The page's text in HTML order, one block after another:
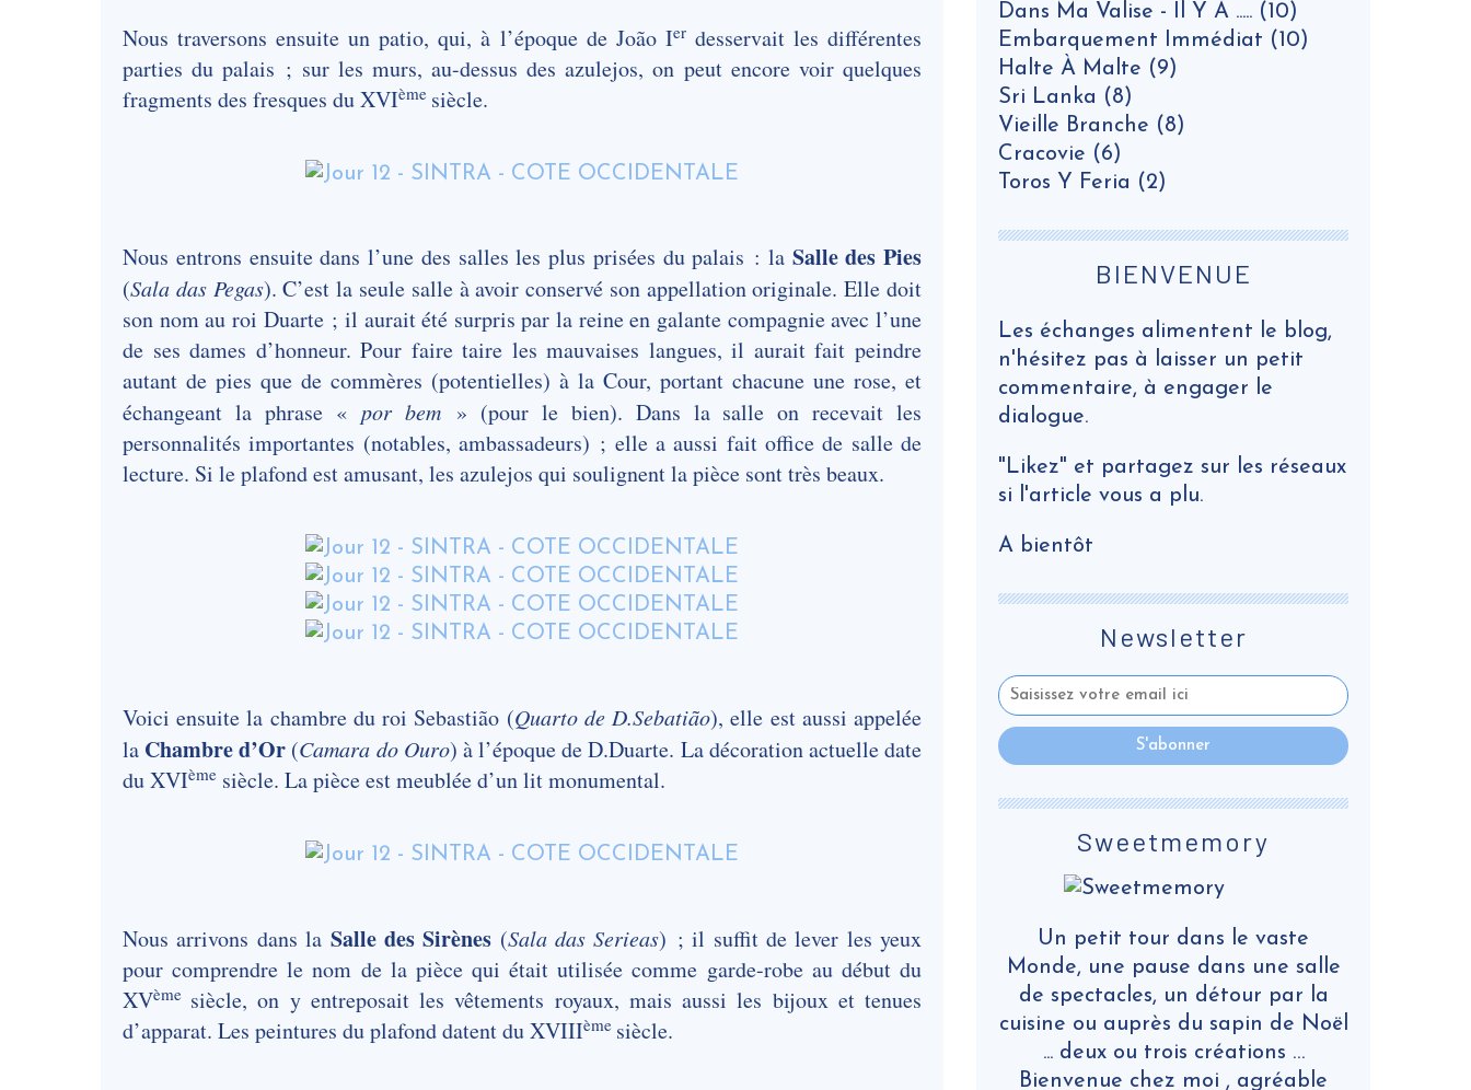
Nous traversons ensuite un patio, qui, à l’époque de João Ierdesservait les différentes
parties du palais ; sur les murs, au-dessus des azulejos, on peut encore voir quelques
fragments des fresques du XVIème siècle.
Nous entrons ensuite dans l’une des salles les plus prisées du palais : la Salle des Pies
(Sala das Pegas). C’est la seule salle à avoir conservé son appellation originale. Elle doit
son nom au roi Duarte ; il aurait été surpris par la reine en galante compagnie avec l’une
de ses dames d’honneur. Pour faire taire les mauvaises langues, il aurait fait peindre
autant de pies que de commères (potentielles) à la Cour, portant chacune une rose, et
échangeant la phrase «por bem » (pour le bien). Dans la salle on recevait les
personnalités importantes (notables, ambassadeurs) ; elle a aussi fait office de salle de
lecture. Si le plafond est amusant, les azulejos qui soulignent la pièce sont très beaux.
Voici ensuite la chambre du roi Sebastião (Quarto de D.Sebatião), elle est aussi appelée
la Chambre d’Or (Camara do Ouro) à l’époque de D.Duarte. La décoration actuelle date
du XVIème siècle. La pièce est meublée d’un lit monumental.
Nous arrivons dans la Salle des Sirènes (Sala das Serieas) ; il suffit de lever les yeux
pour comprendre le nom de la pièce qui était utilisée comme garde-robe au début du
XVème siècle, on y entreposait les vêtements royaux, mais aussi les bijoux et tenues
d’apparat. Les peintures du plafond datent du XVIIIème siècle.
Newsletter
Dans Ma Valise - Il Y A ..... (10)
Embarquement Immédiat (10)
Halte À Malte (9)
Sri Lanka (8)
Vieille Branche (8)
Cracovie (6)
Toros Y Feria (2)
Sweetmemory
Un petit tour dans le vaste
Monde, une pause dans une salle
de spectacles, un détour par la
cuisine ou auprès du sapin de Noël
... deux ou trois créations …
Bienvenue chez moi , agréable
BIENVENUE
Les échanges alimentent le blog,
n'hésitez pas à laisser un petit
commentaire, à engager le
dialogue.
"Likez" et partagez sur les réseaux
si l'article vous a plu.
A bientôt